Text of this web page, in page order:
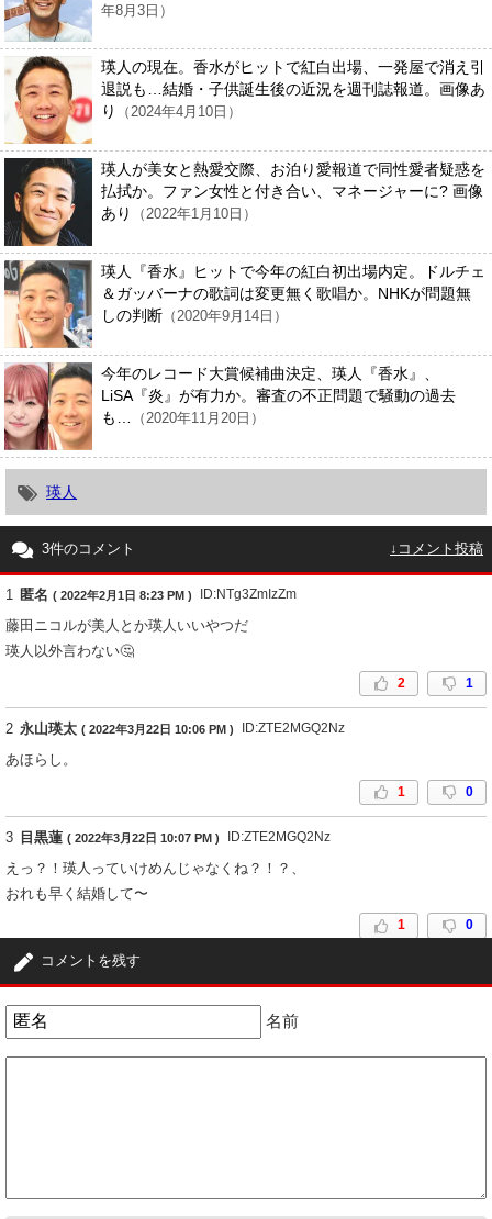
年8月3日）
瑛人の現在。香水がヒットで紅白出場、一発屋で消え引
退説も…結婚・子供誕生後の近況を週刊誌報道。画像あ
り
（2024年4月10日）
瑛人が美女と熱愛交際、お泊り愛報道で同性愛者疑惑を
払拭か。ファン女性と付き合い、マネージャーに? 画像
あり
（2022年1月10日）
瑛人『香水』ヒットで今年の紅白初出場内定。ドルチェ
＆ガッバーナの歌詞は変更無く歌唱か。NHKが問題無
しの判断 （2020年9月14日）
今年のレコード大賞候補曲決定、瑛人『香水』、
LiSA『炎』が有力か。審査の不正問題で騒動の過去
も…
（2020年11月20日）
瑛人
3件のコメント ↓コメント投稿
1 匿名 ( 2022年2月1日 8:23 PM ) ID:NTg3ZmIzZm
藤田ニコルが美人とか瑛人いいやつだ
瑛人以外言わない🤔
2 1
2 永山瑛太 ( 2022年3月22日 10:06 PM ) ID:ZTE2MGQ2Nz
あほらし。
1 0
3 目黒蓮 ( 2022年3月22日 10:07 PM ) ID:ZTE2MGQ2Nz
えっ？！瑛人っていけめんじゃなくね？！？、
おれも早く結婚して〜
1 0
コメントを残す
名前